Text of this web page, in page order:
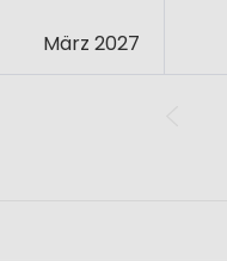
März 2027